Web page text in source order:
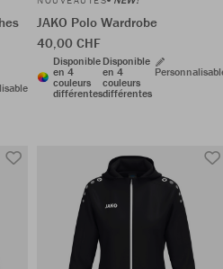
JAKO Polo Wardrobe
40,00 CHF
Disponible
en 4
couleurs
différentes
Disponible
en 4
couleurs
différentes